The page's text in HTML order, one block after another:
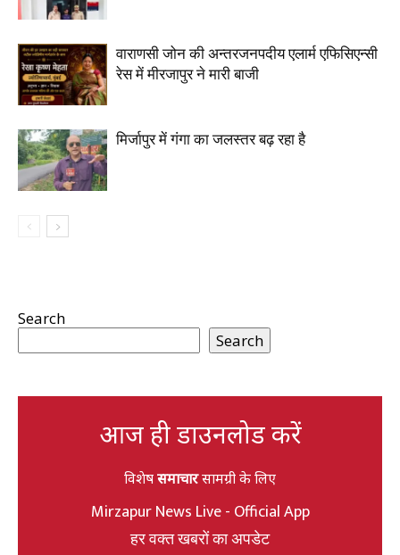
वाराणसी जोन की अन्तरजनपदीय एलार्म एफिसिएन्सी
रेस में मीरजापुर ने मारी बाजी
मिर्जापुर में गंगा का जलस्तर बढ़ रहा है
Search
Search
आज ही डाउनलोड करें
विशेषसमाचारसामग्री के लिए
Mirzapur News Live - Official App
हर वक्त खबरों का अपडेट